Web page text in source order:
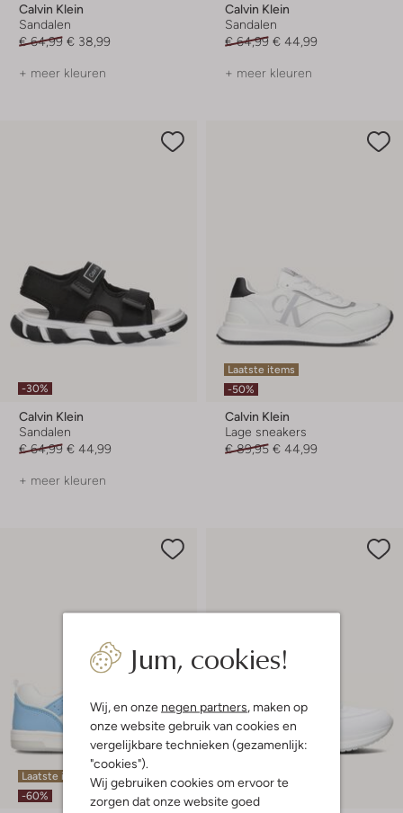
Jum, cookies!
Wij, en onze negen partners , maken op
onze website gebruik van cookies en
vergelijkbare technieken (gezamenlijk:
"cookies").
Wij gebruiken cookies om ervoor te
zorgen dat onze website goed
Calvin Klein
Sandalen
€ 64,99 € 38,99
+ meer kleuren
Calvin Klein
Sandalen
€ 64,99 € 44,99
+ meer kleuren
-30%
Calvin Klein
Sandalen
€ 64,99 € 44,99
+ meer kleuren
Laatste items
-50%
Calvin Klein
Lage sneakers
€ 89,95 € 44,99
Laatste item
-60%
Laatste maten
-60%